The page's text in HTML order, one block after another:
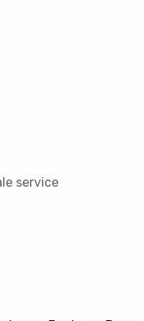
service